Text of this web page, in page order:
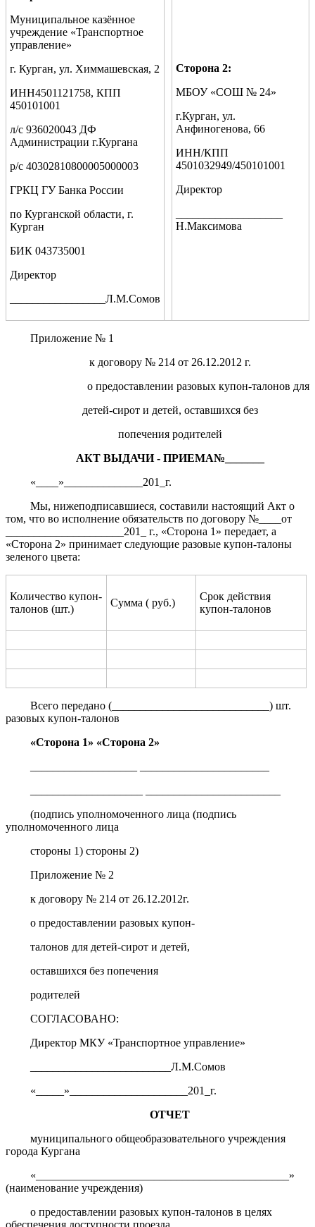
Муниципальное казённое
учреждение «Транспортное
управление»
г. Курган, ул. Химмашевская, 2
ИНН4501121758, КПП
450101001
л/с 936020043 ДФ
Администрации г.Кургана
р/с 40302810800005000003
ГРКЦ ГУ Банка России
по Курганской области, г.
Курган
БИК 043735001
Директор
_________________Л.М.Сомов
Сторона 2:
МБОУ «СОШ № 24»
г.Курган, ул.
Анфиногенова, 66
ИНН/КПП
4501032949/450101001
Директор
Н.Максимова
Приложение № 1
к договору № 214 от 26.12.2012 г.
о предоставлении разовых купон-талонов для
детей-сирот и детей, оставшихся без
попечения родителей
АКТ ВЫДАЧИ - ПРИЕМА№_______
«____»______________201_г.
Мы, нижеподписавшиеся, составили настоящий Акт о
том, что во исполнение обязательств по договору №____от
_____________________201_ г., «Сторона 1» передает, а
«Сторона 2» принимает следующие разовые купон-талоны
зеленого цвета:
Количество купон-
талонов (шт.)
Сумма ( руб.)
Срок действия
купон-талонов
Всего передано (____________________________) шт.
разовых купон-талонов
«Сторона 1» «Сторона 2»
(подпись уполномоченного лица (подпись
уполномоченного лица
стороны 1) стороны 2)
Приложение № 2
к договору № 214 от 26.12.2012г.
о предоставлении разовых купон-
талонов для детей-сирот и детей,
оставшихся без попечения
родителей
СОГЛАСОВАНО:
Директор МКУ «Транспортное управление»
_________________________Л.М.Сомов
«_____»_____________________201_г.
ОТЧЕТ
муниципального общеобразовательного учреждения
города Кургана
«_____________________________________________»
(наименование учреждения)
о предоставлении разовых купон-талонов в целях
обеспечения доступности проезда